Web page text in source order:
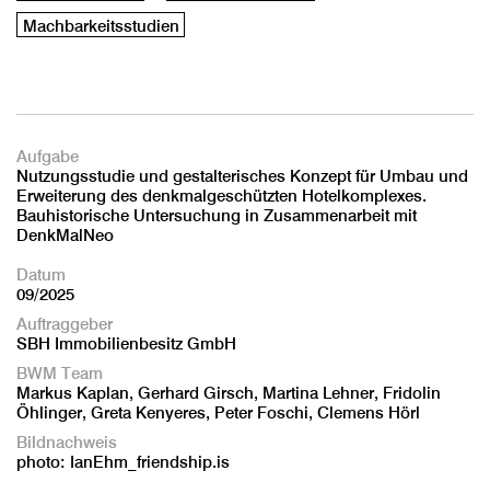
Machbarkeitsstudien
Aufgabe
Nutzungsstudie und gestalterisches Konzept für Umbau und
Erweiterung des denkmalgeschützten Hotelkomplexes.
Bauhistorische Untersuchung in Zusammenarbeit mit
DenkMalNeo
Datum
09/2025
Auftraggeber
SBH Immobilienbesitz GmbH
BWM Team
Markus Kaplan, Gerhard Girsch, Martina Lehner, Fridolin
Öhlinger, Greta Kenyeres, Peter Foschi, Clemens Hörl
Bildnachweis
photo: IanEhm_friendship.is